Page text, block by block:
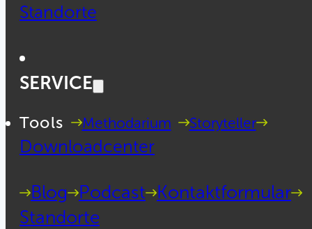
Standorte
SERVICE
Tools Methodarium Storyteller
Downloadcenter
Blog Podcast Kontaktformular
Standorte